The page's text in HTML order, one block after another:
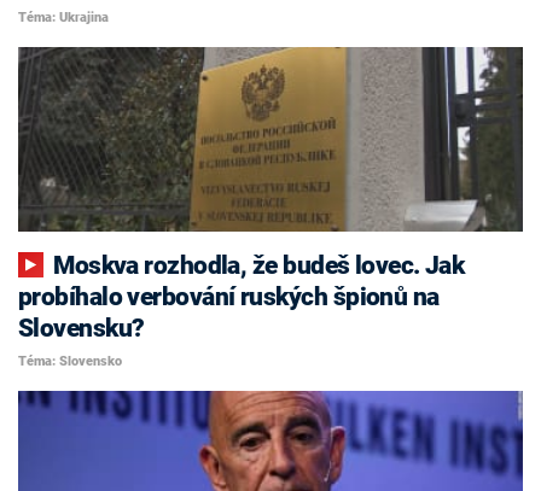
Téma: Ukrajina
probíhalo verbování ruských špionů na
Slovensku?
Téma: Slovensko